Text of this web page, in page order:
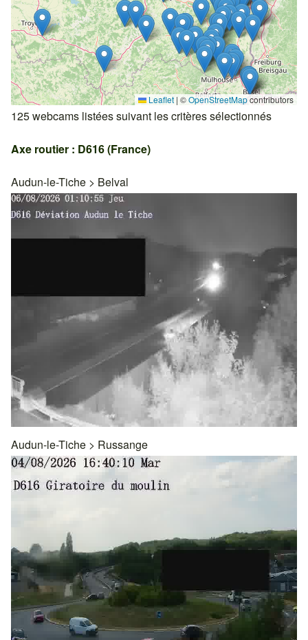
Leaflet | ©OpenStreetMapcontributors
125 webcams listées suivant les critères sélectionnés
Axe routier : D616 (France)
Audun-le-Tiche > Belval
Audun-le-Tiche > Russange